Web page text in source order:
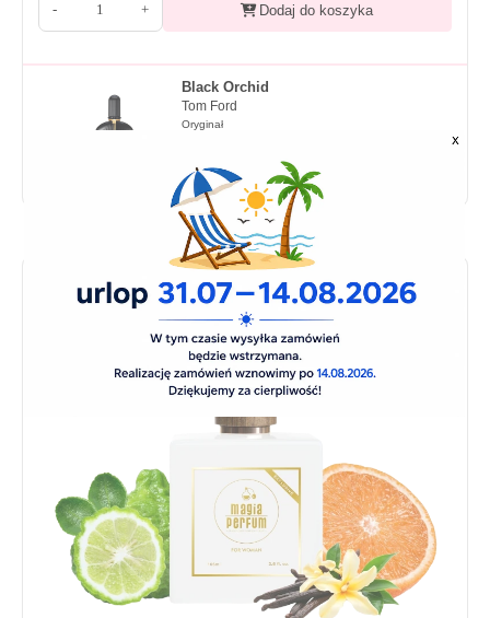
- + Dodaj do koszyka
Black Orchid
Tom Ford
Oryginał